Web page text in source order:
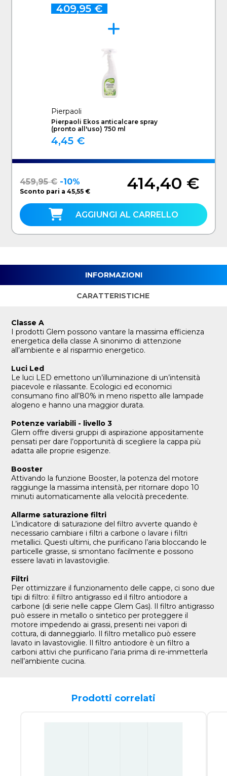
409,95 €
Pierpaoli
Pierpaoli Ekos anticalcare spray
(pronto all'uso) 750 ml
4,45 €
459,95 € -10%
Sconto pari a 45,55 € 414,40 €
AGGIUNGI AL CARRELLO
INFORMAZIONI
CARATTERISTICHE
Classe A
I prodotti Glem possono vantare la massima efficienza
energetica della classe A sinonimo di attenzione
all’ambiente e al risparmio energetico.
Luci Led
Le luci LED emettono un’illuminazione di un’intensità
piacevole e rilassante. Ecologici ed economici
consumano fino all’80% in meno rispetto alle lampade
alogeno e hanno una maggior durata.
Potenze variabili - livello 3
Glem offre diversi gruppi di aspirazione appositamente
pensati per dare l’opportunità di scegliere la cappa più
adatta alle proprie esigenze.
Booster
Attivando la funzione Booster, la potenza del motore
raggiunge la massima intensità, per ritornare dopo 10
minuti automaticamente alla velocità precedente.
Allarme saturazione filtri
L’indicatore di saturazione del filtro avverte quando è
necessario cambiare i filtri a carbone o lavare i filtri
metallici. Questi ultimi, che purificano l’aria bloccando le
particelle grasse, si smontano facilmente e possono
essere lavati in lavastoviglie.
Filtri
Per ottimizzare il funzionamento delle cappe, ci sono due
tipi di filtro: il filtro antigrasso ed il filtro antiodore a
carbone (di serie nelle cappe Glem Gas). Il filtro antigrasso
può essere in metallo o sintetico per proteggere il
motore impedendo ai grassi, presenti nei vapori di
cottura, di danneggiarlo. Il filtro metallico può essere
lavato in lavastoviglie. Il filtro antiodore è un filtro a
carboni attivi che purificano l’aria prima di re-immetterla
nell’ambiente cucina.
Prodotti correlati